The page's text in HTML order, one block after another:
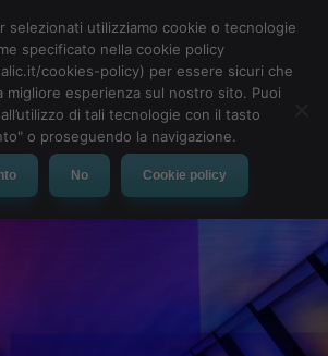
MENU
selezionati utilizziamo cookie o tecnologie
specificato nella cookie policy
cookies-policy) per essere sicuri che
migliore esperienza sul nostro sito. Puoi
di tali tecnologie con il tasto
o proseguendo la navigazione.
No Cookie policy